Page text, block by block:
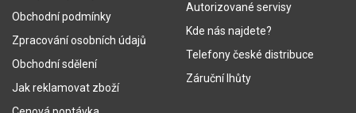
Obchodní podmínky
Zpracování osobních údajů
Obchodní sdělení
Jak reklamovat zboží
Autorizované servisy
Kde nás najdete?
Telefony české distribuce
Záruční lhůty